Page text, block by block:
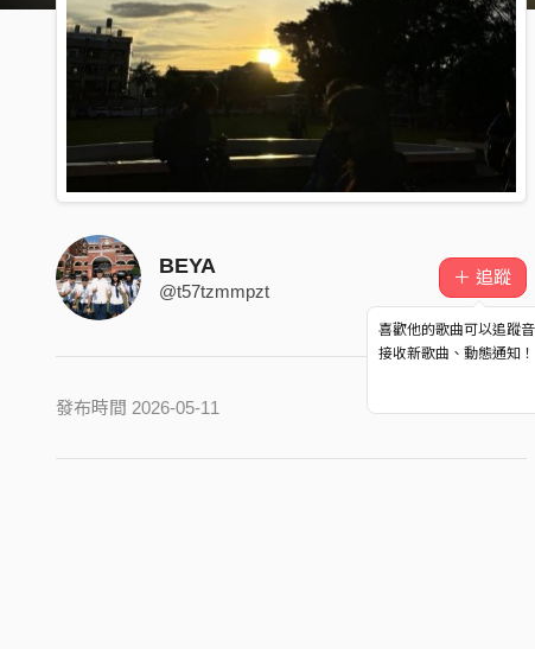
BEYA
@t57tzmmpzt
＋ 追蹤
喜歡他的歌曲可以追蹤音
接收新歌曲、動態通知！
發布時間 2026-05-11